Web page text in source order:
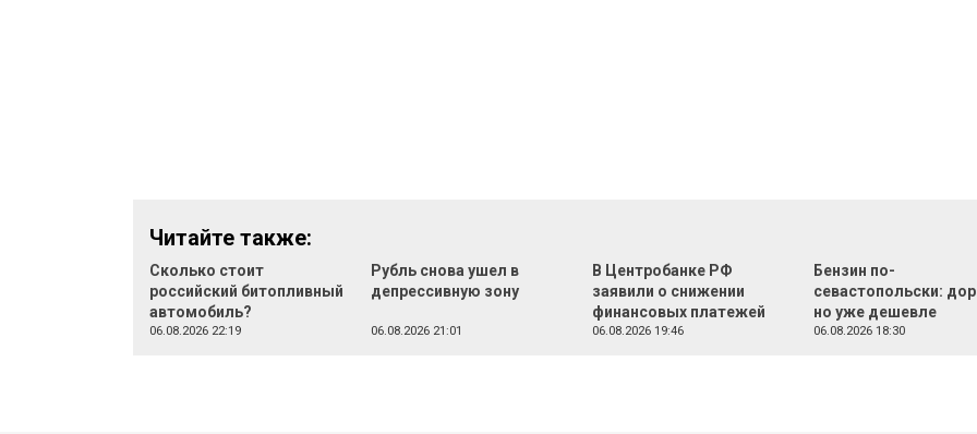
Читайте также:
Сколько стоит
российский битопливный
автомобиль?
06.08.2026 22:19
Рубль снова ушел в
депрессивную зону
06.08.2026 21:01
В Центробанке РФ
заявили о снижении
финансовых платежей
06.08.2026 19:46
Бензин по-
севастопольски:
но уже дешевле
06.08.2026 18:30